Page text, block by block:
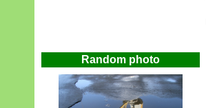
Random photo